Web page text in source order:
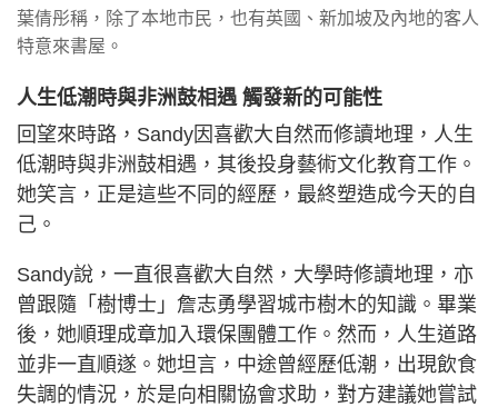
葉倩彤稱，除了本地市民，也有英國、新加坡及內地的客人
特意來書屋。
人生低潮時與非洲鼓相遇 觸發新的可能性
回望來時路，Sandy因喜歡大自然而修讀地理，人生
低潮時與非洲鼓相遇，其後投身藝術文化教育工作。
她笑言，正是這些不同的經歷，最終塑造成今天的自
己。
Sandy說，一直很喜歡大自然，大學時修讀地理，亦
曾跟隨「樹博士」詹志勇學習城市樹木的知識。畢業
後，她順理成章加入環保團體工作。然而，人生道路
並非一直順遂。她坦言，中途曾經歷低潮，出現飲食
失調的情況，於是向相關協會求助，對方建議她嘗試